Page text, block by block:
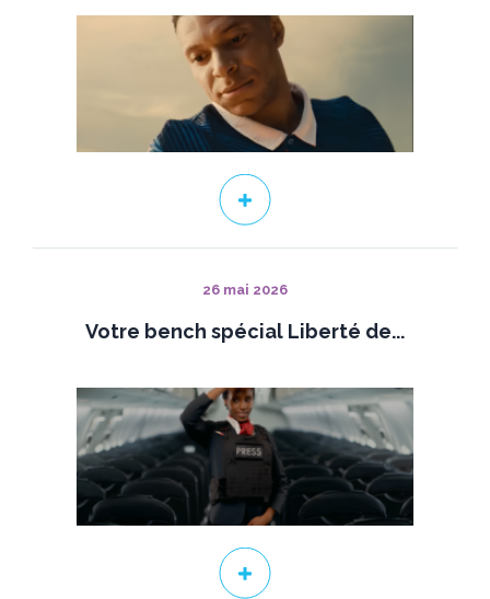
26 mai 2026
Votre bench spécial Liberté de...